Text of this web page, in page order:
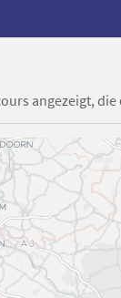
angezeigt,